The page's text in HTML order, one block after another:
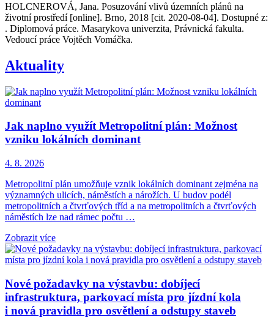
HOLCNEROVÁ, Jana. Posuzování vlivů územních plánů na
životní prostředí [online]. Brno, 2018 [cit. 2020-08-04]. Dostupné z:
. Diplomová práce. Masarykova univerzita, Právnická fakulta.
Vedoucí práce Vojtěch Vomáčka.
Aktuality
Jak naplno využít Metropolitní plán: Možnost
vzniku lokálních dominant
4. 8. 2026
Metropolitní plán umožňuje vznik lokálních dominant zejména na
významných ulicích, náměstích a nárožích. U budov podél
metropolitních a čtvrťových tříd a na metropolitních a čtvrťových
náměstích lze nad rámec počtu …
Zobrazit více
Nové požadavky na výstavbu: dobíjecí
infrastruktura, parkovací místa pro jízdní kola
i nová pravidla pro osvětlení a odstupy staveb